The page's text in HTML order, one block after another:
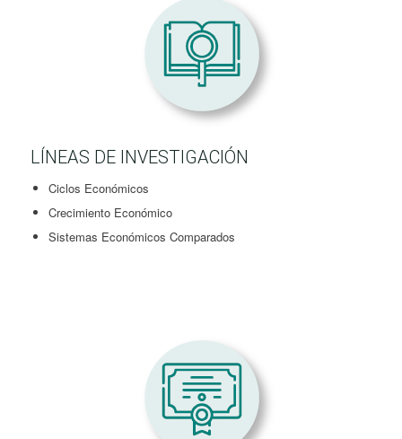
LÍNEAS DE INVESTIGACIÓN
Ciclos Económicos
Crecimiento Económico
Sistemas Económicos Comparados